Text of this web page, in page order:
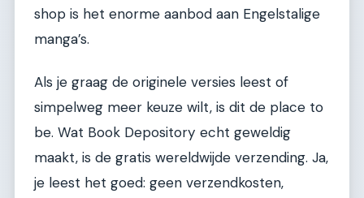
shop is het enorme aanbod aan Engelstalige
manga’s.
Als je graag de originele versies leest of
simpelweg meer keuze wilt, is dit de place to
be. Wat Book Depository echt geweldig
maakt, is de gratis wereldwijde verzending. Ja,
je leest het goed: geen verzendkosten,